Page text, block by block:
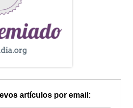
artículos por email: